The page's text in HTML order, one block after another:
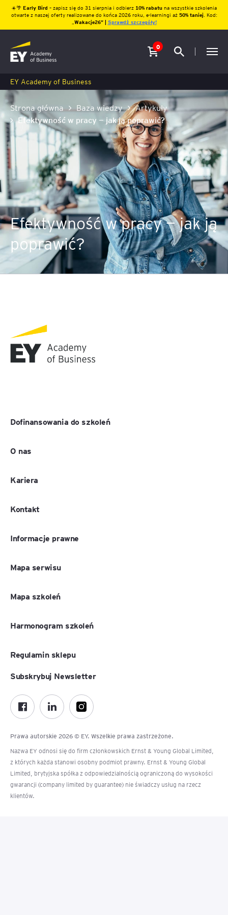
☀️🌴 Early Bird – zapisz się do 31 sierpnia i odbierz10% rabatu na wszystkie szkolenia
otwarte z naszej oferty realizowane do końca 2026 roku, e-learningi aż 50% taniej. Kod:
Wakacje26″ | Sprawdź szczegóły!
0
EY Academy of Business
Strona główna Baza wiedzy
Artykuły
Efektywność w pracy — jak ją poprawić?
Efektywność w pracy — jak ją
poprawić?
Dofinansowania do szkoleń
O nas
Kariera
Kontakt
Informacje prawne
Mapa serwisu
Mapa szkoleń
Harmonogram szkoleń
Regulamin sklepu
Prawa autorskie 2026 © EY. Wszelkie prawa zastrzeżone.
Nazwa EY odnosi się do firm członkowskich Ernst & Young Global Limited,
z których każda stanowi osobny podmiot prawny. Ernst & Young Global
Limited, brytyjska spółka z odpowiedzialnością ograniczoną do wysokości
gwarancji (company limited by guarantee) nie świadczy usług na rzecz
klientów.
Subskrybuj Newsletter